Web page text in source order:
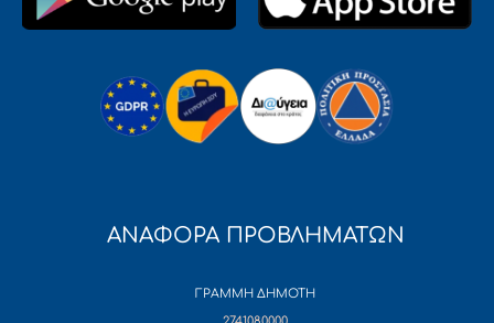
ΑΝΑΦΟΡΑ ΠΡΟΒΛΗΜΑΤΩΝ
ΓΡΑΜΜΗ ΔΗΜΟΤΗ